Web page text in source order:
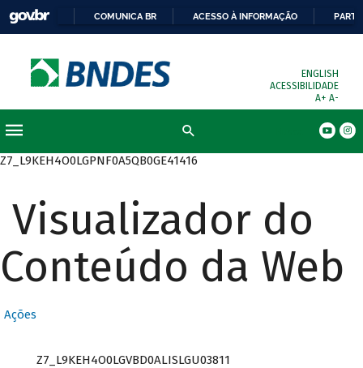
COMUNICA BR ACESSO À INFORMAÇÃO
ENGLISH
ACESSIBILIDADE
A+ A-
Z7_L9KEH4O0LGPNF0A5QB0GE41416
Visualizador do
Conteúdo da Web
Ações
Z7_L9KEH4O0LGVBD0ALISLGU03811